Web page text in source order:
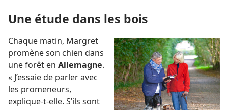
Une étude dans les bois
Chaque matin, Margret
promène son chien dans
une forêt en Allemagne.
« J’essaie de parler avec
les promeneurs,
explique-​t-​elle. S’ils sont